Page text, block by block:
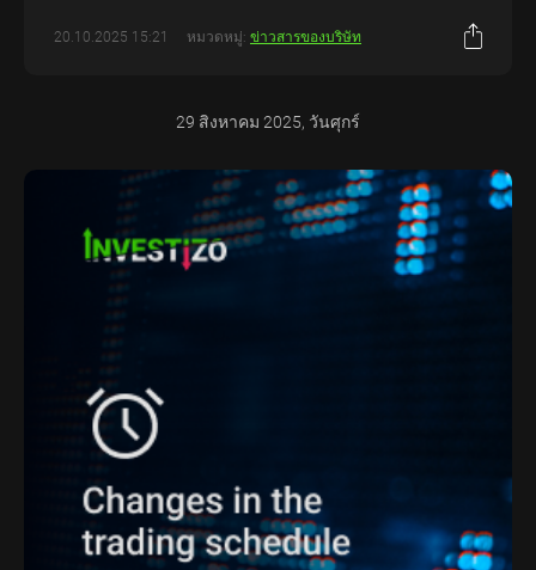
20.10.2025 15:21 หมวดหมู่: ข่าวสารของบริษัท
29 สิงหาคม 2025, วันศุกร์